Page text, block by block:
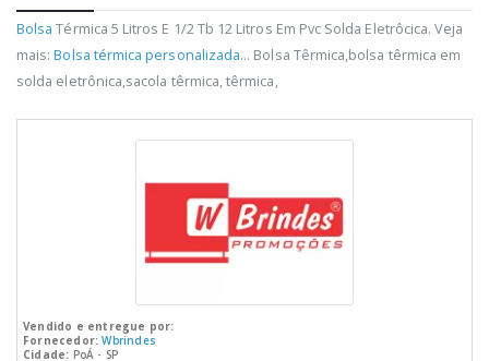
Bolsa Térmica 5 Litros E 1/2 Tb 12 Litros Em Pvc Solda Eletrôcica. Veja
mais:Bolsa térmica personalizada... Bolsa Têrmica,bolsa têrmica em
solda eletrônica,sacola têrmica, têrmica,
Vendido e entregue por:
Fornecedor: Wbrindes
Cidade: PoÁ - SP